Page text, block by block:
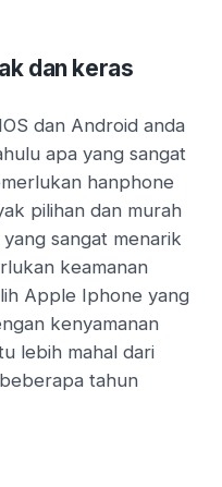
dan keras
dan Android anda
apa yang sangat
hanphone
pilihan dan murah
sangat menarik
keamanan
Apple Iphone yang
kenyamanan
lebih mahal dari
tahun